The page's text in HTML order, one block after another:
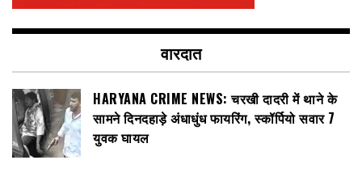
वारदात
HARYANA CRIME NEWS: चरखी दादरी में थाने के
सामने दिनदहाड़े अंधाधुंध फायरिंग, स्कॉर्पियो सवार 7
युवक घायल